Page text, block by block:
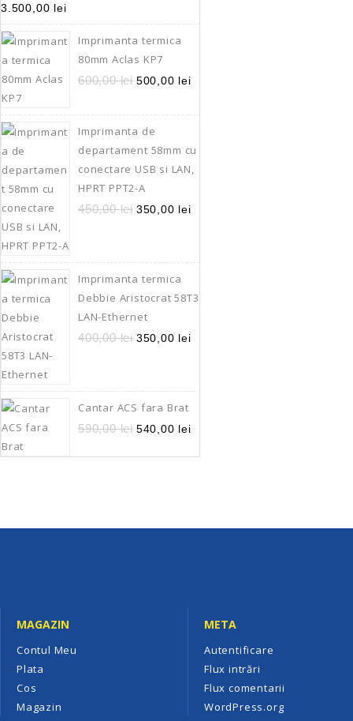
3.500,00 lei
Imprimanta termica
80mm Aclas KP7
600,00lei 500,00 lei
Imprimanta de
departament 58mm cu
conectare USB si LAN,
HPRT PPT2-A
450,00lei 350,00 lei
Imprimanta termica
Debbie Aristocrat 58T3
LAN-Ethernet
400,00lei 350,00 lei
Cantar ACS fara Brat
590,00lei 540,00 lei
MAGAZIN
Contul Meu
Plata
Cos
Magazin
META
Autentificare
Flux intrări
Flux comentarii
WordPress.org